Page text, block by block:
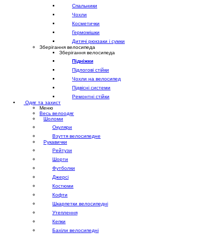
Спальники
Чохли
Косметички
Гермомішки
Дитячі рюкзаки і сумки
Зберігання велосипеда
Зберігання велосипеда
Підніжки
Підлогові стійки
Чохли на велосипед
Підвісні системи
Ремонтні стійки
Одяг та захист
Меню
Весь велоодяг
Шоломи
Окуляри
Взуття велосипедне
Рукавички
Рейтузи
Шорти
Футболки
Джерсі
Костюми
Кофти
Шкарпетки велосипедні
Утеплення
Кепки
Бахіли велосипедні